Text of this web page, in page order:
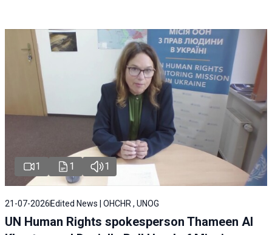
1 1 1
21-07-2026 Edited News | OHCHR , UNOG
UN Human Rights spokesperson Thameen Al